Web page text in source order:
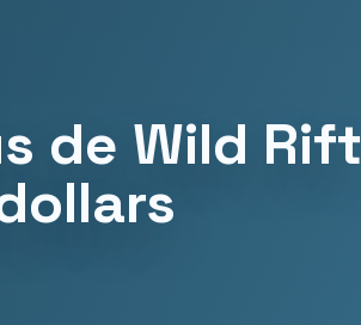
de Wild Rift